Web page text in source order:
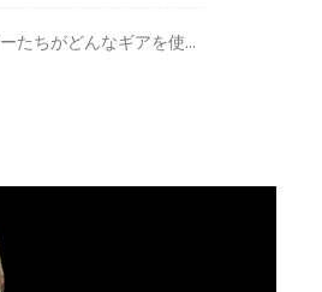
たちがどんなギアを使...